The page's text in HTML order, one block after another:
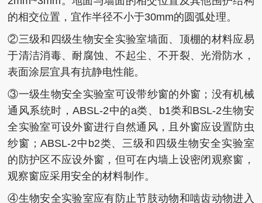
的相交位置，宜作半径不小于30mm的圆弧处理。
②三级和四级生物安全实验室墙面、顶棚的材料应易
于清洁消毒、耐腐蚀、不起尘、不开裂、光滑防水，
表面涂层宜具有抗静电性能。
③一级生物安全实验室可设带纱窗的外窗；没有机械
通风系统时，ABSL-2中的a类、b1类和BSL-2生物安
全实验室可设外窗进行自然通风，且外窗应设置防虫
纱窗；ABSL-2中b2类、三级和四级生物安全实验室
的防护区不应设外窗，但可在内墙上设密闭观察窗，
观察窗应采用安全的材料制作。
④生物安全实验室应有防止节肢动物和啮齿动物进入